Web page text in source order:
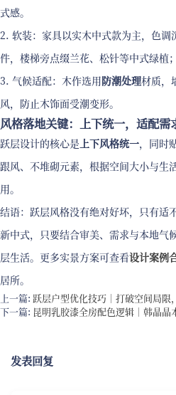
式感。
2. 软装：家具以实木中式款为主，色调
件，楼梯旁点缀兰花、松针等中式绿植
3. 气候适配：木作选用防潮处理材质，
风，防止木饰面受潮变形。
风格落地关键：上下统一，适配需
跃层设计的核心是 上下风格统一，同时
跟风、不堆砌元素，根据空间大小与生
用。
结语：跃层风格没有绝对好坏，只有适
新中式，只要结合审美、需求与本地气
层生活。更多实景方案可查看设计案例
居所。
上一篇: 跃层户型优化技巧｜打破空间局限
下一篇: 昆明乳胶漆全房配色逻辑｜韩晶
发表回复